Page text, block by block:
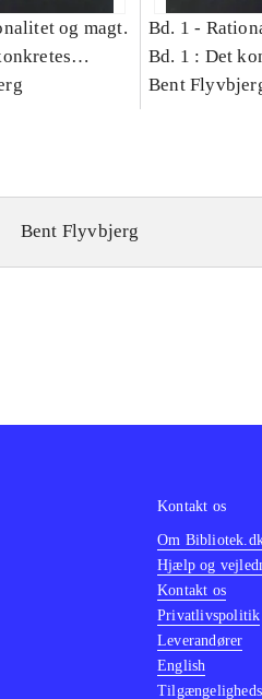
og magt.
Bd. 1 -
Bd. 1 : Det
videnskab
Bent
Bent Flyvbjerg
Kontakt os
Om
Hjælp og
Kontakt os
Privatlivspolitik
Leverandører
English